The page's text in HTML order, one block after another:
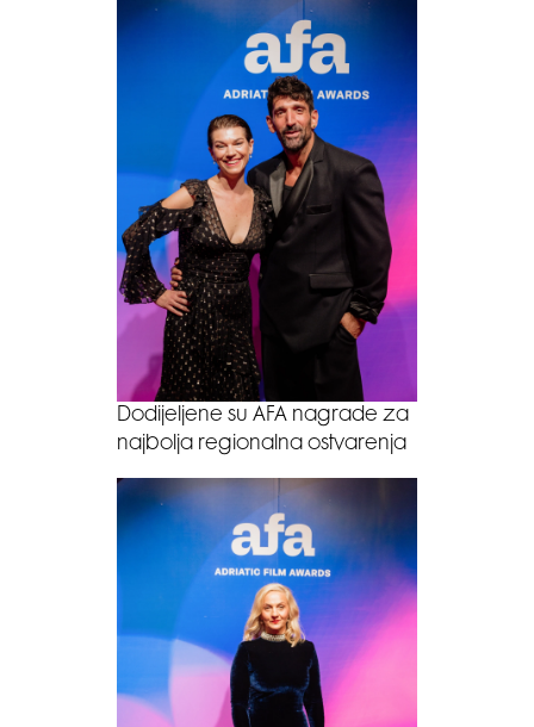
Dodijeljene su AFA nagrade za
najbolja regionalna ostvarenja